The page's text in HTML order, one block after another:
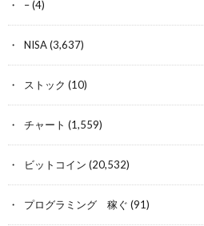
–(4)
NISA(3,637)
ストック (10)
チャート (1,559)
ビットコイン (20,532)
プログラミング 稼ぐ (91)